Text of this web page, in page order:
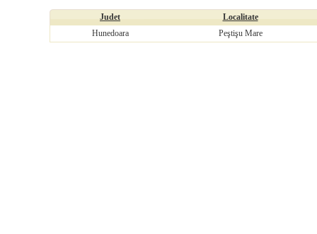
Judet
Localitate
Hunedoara
Peştişu Mare